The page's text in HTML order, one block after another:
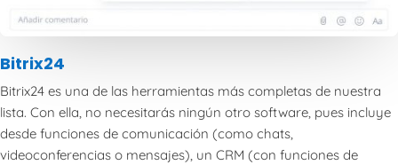
Bitrix24
Bitrix24 es una de las herramientas más completas de nuestra
lista. Con ella, no necesitarás ningún otro software, pues incluye
desde funciones de comunicación (como chats,
videoconferencias o mensajes), un CRM (con funciones de